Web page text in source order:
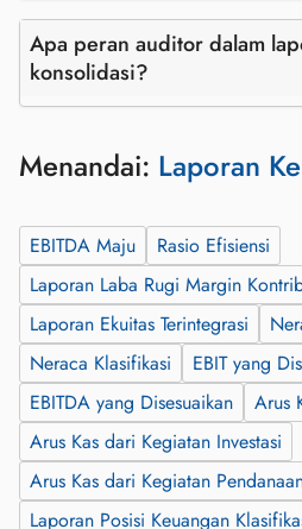
Apa peran auditor dalam
konsolidasi?
Menandai: Laporan
EBITDA Maju
Rasio Efisiensi
Laporan Laba Rugi Margin
Laporan Ekuitas Terintegrasi
Neraca Klasifikasi
EBIT yang
EBITDA yang Disesuaikan
Arus
Arus Kas dari Kegiatan Investasi
Arus Kas dari Kegiatan
Laporan Posisi Keuangan